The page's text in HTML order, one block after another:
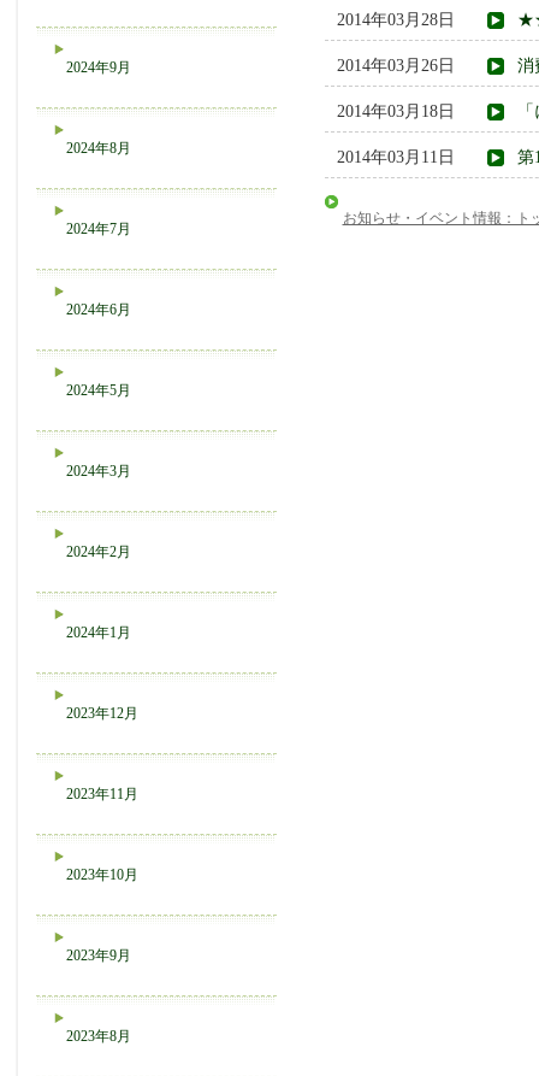
2014年03月28日
2014年03月26日 消
2014年03月18日
2014年03月11日 第
お知らせ・イベント情報：ト
2024年9月
2024年8月
2024年7月
2024年6月
2024年5月
2024年3月
2024年2月
2024年1月
2023年12月
2023年11月
2023年10月
2023年9月
2023年8月